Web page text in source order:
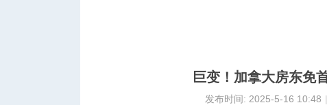
巨变！加拿大房东免
发布时间: 2025-5-16 10:48 |